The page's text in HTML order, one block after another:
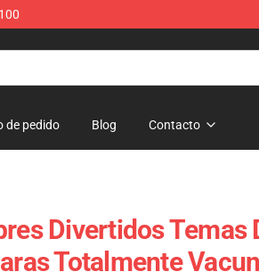
de pedido Blog Contacto
Divertidos Temas
Totalmente